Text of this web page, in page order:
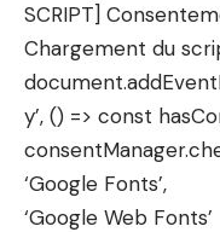
SCRIPT]
Chargement du
y’, () => const
‘Google Fonts’,
‘Google Web Fonts’